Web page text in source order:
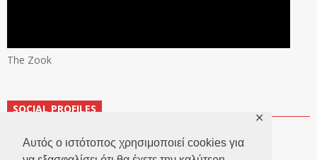
Αυτός ο ιστότοπος χρησιμοποιεί cookies για
✕
The Zook
SOCIAL PROFILES